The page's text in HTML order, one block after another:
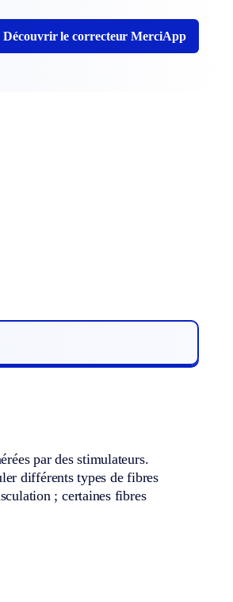
Découvrir le correcteur MerciApp
par des stimulateurs.
différents types de fibres
; certaines fibres